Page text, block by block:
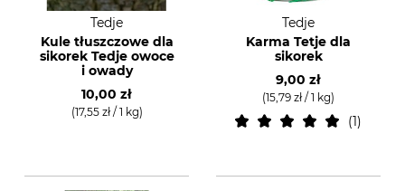
Tedje
Kule tłuszczowe dla
sikorek Tedje owoce
i owady
10,00 zł
(17,55 zł / 1 kg)
Tedje
Karma Tetje dla
sikorek
9,00 zł
(15,79 zł / 1 kg)
1